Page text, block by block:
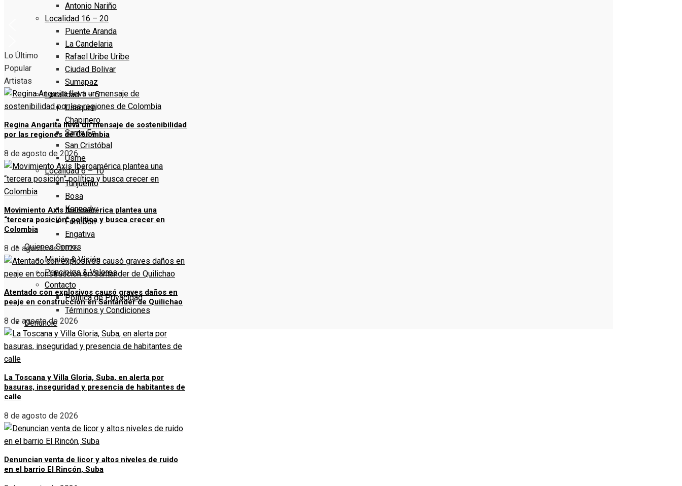
Antonio Nariño
Localidad 16 – 20
Puente Aranda
La Candelaria
Rafael Uribe Uribe
Ciudad Bolivar
Sumapaz
Localidad 1 – 5
Usaquen
Chapinero
Santa Fe
San Cristóbal
Usme
Localidad 6 – 10
Tunjuelito
Bosa
Kennedy
Fontibón
Engativa
Quienes Somos
Misión & Visión
Principios & Valores
Contacto
Política de Privacidad
Términos y Condiciones
Denuncie
Lo Último
Popular
Artistas
Regina Angarita lleva un mensaje de sostenibilidad
por las regiones de Colombia
8 de agosto de 2026
Movimiento Axis Iberoamérica plantea una
“tercera posición” política y busca crecer en
Colombia
8 de agosto de 2026
Atentado con explosivos causó graves daños en
peaje en construcción en Santander de Quilichao
8 de agosto de 2026
La Toscana y Villa Gloria, Suba, en alerta por
basuras, inseguridad y presencia de habitantes de
calle
8 de agosto de 2026
Denuncian venta de licor y altos niveles de ruido
en el barrio El Rincón, Suba